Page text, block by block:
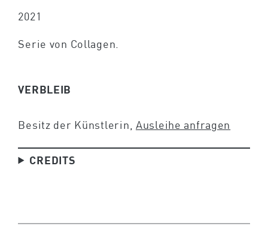
2021
Serie von Collagen.
VERBLEIB
Besitz der Künstlerin, Ausleihe anfragen
CREDITS